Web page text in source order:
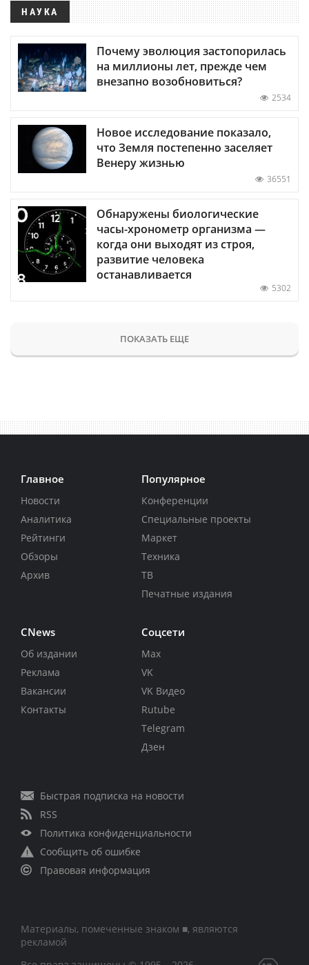
НАУКА
Почему эволюция застопорилась
на миллионы лет, прежде чем
внезапно возобновиться?
2534
Новое исследование показало,
что Земля постепенно заселяет
Венеру жизнью
36551
Обнаружены биологические
часы-хронометр организма —
когда они выходят из строя,
развитие человека
останавливается
5302
ПОКАЗАТЬ ЕЩЕ
Главное
Новости
Аналитика
Рейтинги
Обзоры
Архив
Популярное
Конференции
Специальные проекты
Маркет
Техника
ТВ
Печатные издания
CNews
Об издании
Реклама
Вакансии
Контакты
Соцсети
Max
VK
VK Видео
Rutube
Telegram
Дзен
Быстрая подписка на новости
RSS
Политика конфиденциальности
Сообщить об ошибке
Правовая информация
Материалы, помеченные знаком ■, являются
рекламой